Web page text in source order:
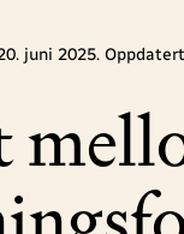
juni 2025.